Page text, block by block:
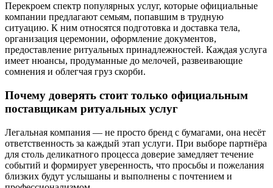
Перекроем спектр популярных услуг, которые официальные
компании предлагают семьям, попавшим в трудную
ситуацию. К ним относятся подготовка и доставка тела,
организация церемонии, оформление документов,
предоставление ритуальных принадлежностей. Каждая услуга
имеет нюансы, продуманные до мелочей, развеивающие
сомнения и облегчая груз скорби.
Почему доверять стоит только официальным
поставщикам ритуальных услуг
Легальная компания — не просто бренд с бумагами, она несёт
ответственность за каждый этап услуги. При выборе партнёра
для столь деликатного процесса доверие замедляет течение
событий и формирует уверенность, что просьбы и пожелания
близких будут услышаны и выполнены с почтением и